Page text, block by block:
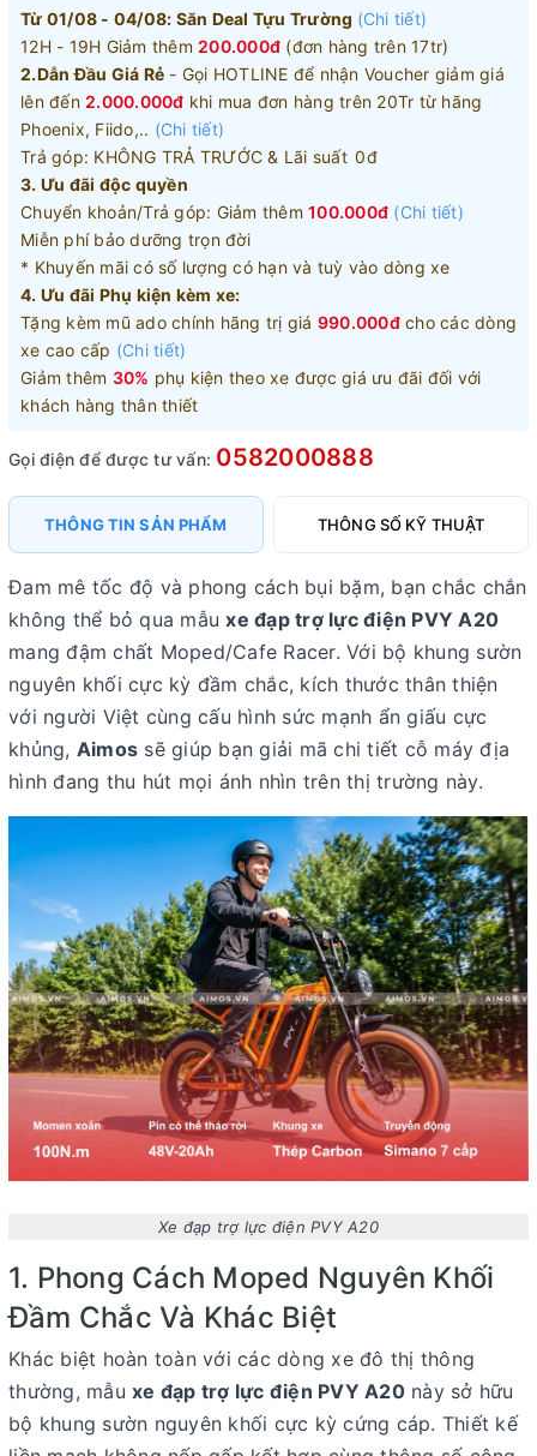
Từ 01/08 - 04/08: Săn Deal Tựu Trường (Chi tiết)
12H - 19H Giảm thêm 200.000đ (đơn hàng trên 17tr)
2.Dẫn Đầu Giá Rẻ - Gọi HOTLINE để nhận Voucher giảm giá
lên đến 2.000.000đ khi mua đơn hàng trên 20Tr từ hãng
Phoenix, Fiido,.. (Chi tiết)
Trả góp: KHÔNG TRẢ TRƯỚC & Lãi suất 0đ
3. Ưu đãi độc quyền
Chuyển khoản/Trả góp: Giảm thêm 100.000đ (Chi tiết)
Miễn phí bảo dưỡng trọn đời
* Khuyến mãi có số lượng có hạn và tuỳ vào dòng xe
4. Ưu đãi Phụ kiện kèm xe:
Tặng kèm mũ ado chính hãng trị giá 990.000đcho các dòng
xe cao cấp (Chi tiết)
Giảm thêm 30% phụ kiện theo xe được giá ưu đãi đối với
khách hàng thân thiết
Gọi điện để được tư vấn: 0582000888
THÔNG TIN SẢN PHẨM THÔNG SỐ KỸ THUẬT
Đam mê tốc độ và phong cách bụi bặm, bạn chắc chắn
không thể bỏ qua mẫuxe đạp trợ lực điện PVY A20
mang đậm chất Moped/Cafe Racer. Với bộ khung sườn
nguyên khối cực kỳ đầm chắc, kích thước thân thiện
với người Việt cùng cấu hình sức mạnh ẩn giấu cực
khủng, Aimos sẽ giúp bạn giải mã chi tiết cỗ máy địa
hình đang thu hút mọi ánh nhìn trên thị trường này.
Xe đạp trợ lực điện PVY A20
1. Phong Cách Moped Nguyên Khối
Đầm Chắc Và Khác Biệt
Khác biệt hoàn toàn với các dòng xe đô thị thông
thường, mẫu xe đạp trợ lực điện PVY A20này sở hữu
bộ khung sườn nguyên khối cực kỳ cứng cáp. Thiết kế